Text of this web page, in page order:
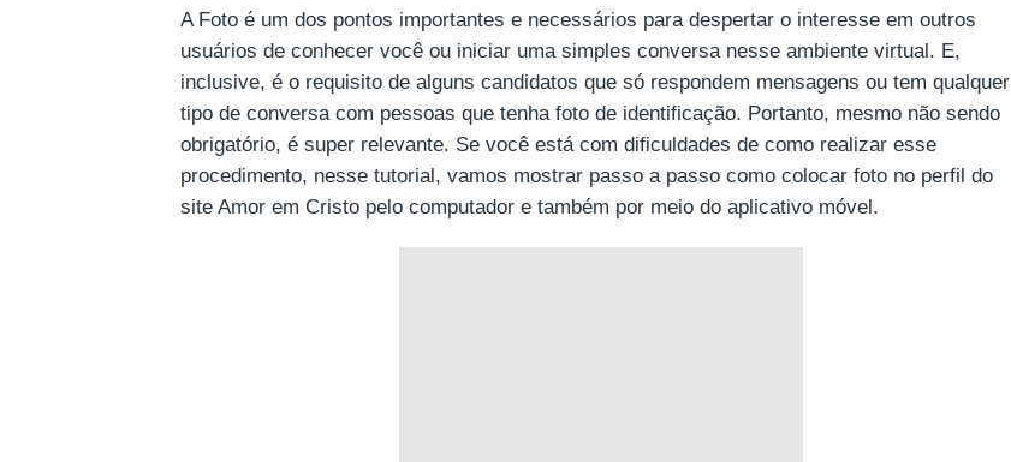
A Foto é um dos pontos importantes e necessários para despertar o interesse em outros
usuários de conhecer você ou iniciar uma simples conversa nesse ambiente virtual. E,
inclusive, é o requisito de alguns candidatos que só respondem mensagens ou tem qualquer
tipo de conversa com pessoas que tenha foto de identificação. Portanto, mesmo não sendo
obrigatório, é super relevante. Se você está com dificuldades de como realizar esse
procedimento, nesse tutorial, vamos mostrar passo a passo como colocar foto no perfil do
site Amor em Cristo pelo computador e também por meio do aplicativo móvel.